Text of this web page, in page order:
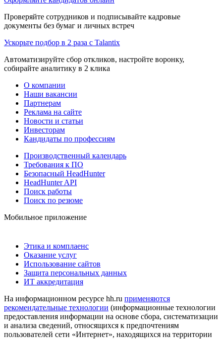
Проверяйте сотрудников и подписывайте кадровые
документы без бумаг и личных встреч
Ускорьте подбор в 2 раза с Talantix
Автоматизируйте сбор откликов, настройте воронку,
собирайте аналитику в 2 клика
О компании
Наши вакансии
Партнерам
Реклама на сайте
Новости и статьи
Инвесторам
Кандидаты по профессиям
Производственный календарь
Требования к ПО
Безопасный HeadHunter
HeadHunter API
Поиск работы
Поиск по резюме
Мобильное приложение
Этика и комплаенс
Оказание услуг
Использование сайтов
Защита персональных данных
ИТ аккредитация
На информационном ресурсе hh.ru применяются
рекомендательные технологии (информационные технологии
предоставления информации на основе сбора, систематизации
и анализа сведений, относящихся к предпочтениям
пользователей сети «Интернет», находящихся на территории